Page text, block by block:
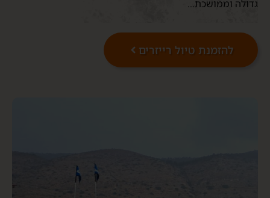
גדולה וממושכת…
להזמנת טיול רייזרים